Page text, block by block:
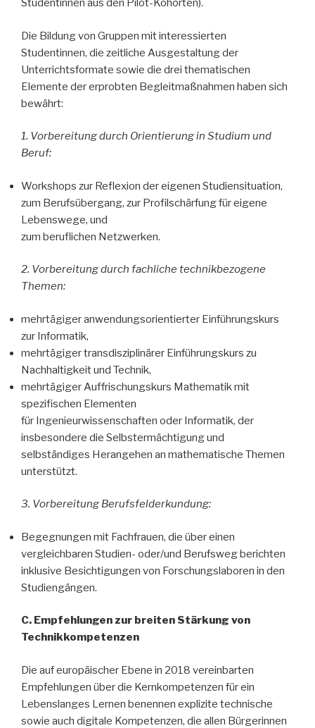
Studentinnen aus den Pilot-Kohorten).
Die Bildung von Gruppen mit interessierten
Studentinnen, die zeitliche Ausgestaltung der
Unterrichtsformate sowie die drei thematischen
Elemente der erprobten Begleitmaßnahmen haben sich
bewährt:
1. Vorbereitung durch Orientierung in Studium und
Beruf:
Workshops zur Reflexion der eigenen Studiensituation,
zum Berufsübergang, zur Profilschärfung für eigene
Lebenswege, und
zum beruflichen Netzwerken.
2. Vorbereitung durch fachliche technikbezogene
Themen:
mehrtägiger anwendungsorientierter Einführungskurs
zur Informatik,
mehrtägiger transdisziplinärer Einführungskurs zu
Nachhaltigkeit und Technik,
mehrtägiger Auffrischungskurs Mathematik mit
spezifischen Elementen
für Ingenieurwissenschaften oder Informatik, der
insbesondere die Selbstermächtigung und
selbständiges Herangehen an mathematische Themen
unterstützt.
3. Vorbereitung Berufsfelderkundung:
Begegnungen mit Fachfrauen, die über einen
vergleichbaren Studien- oder/und Berufsweg berichten
inklusive Besichtigungen von Forschungslaboren in den
Studiengängen.
C. Empfehlungen zur breiten Stärkung von
Technikkompetenzen
Die auf europäischer Ebene in 2018 vereinbarten
Empfehlungen über die Kern­kompetenzen für ein
Lebenslanges Lernen benennen explizite technische
sowie auch digitale Kompetenzen, die allen Bürgerinnen